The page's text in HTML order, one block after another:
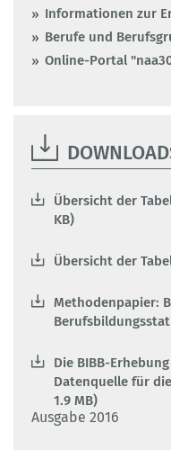
Informationen zur
Berufe und
Online-Portal
Übersicht der
KB)
Übersicht der
Methodenpapier:
Die BIBB-
Datenquelle für
1.9 MB)
Ausgabe 2016